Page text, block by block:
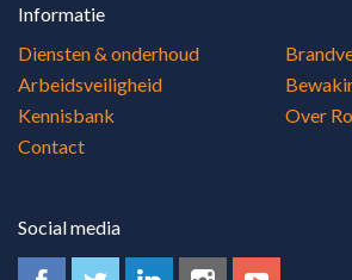
Informatie
Diensten & onderhoud
Arbeidsveiligheid
Kennisbank
Over
Contact
Social media